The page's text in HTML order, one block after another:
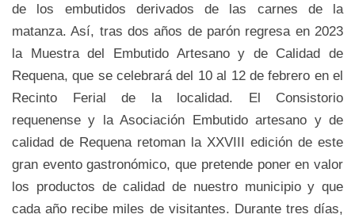
de los embutidos derivados de las carnes de la
matanza. Así, tras dos años de parón regresa en 2023
la Muestra del Embutido Artesano y de Calidad de
Requena, que se celebrará del 10 al 12 de febrero en el
Recinto Ferial de la localidad. El Consistorio
requenense y la Asociación Embutido artesano y de
calidad de Requena retoman la XXVIII edición de este
gran evento gastronómico, que pretende poner en valor
los productos de calidad de nuestro municipio y que
cada año recibe miles de visitantes. Durante tres días,